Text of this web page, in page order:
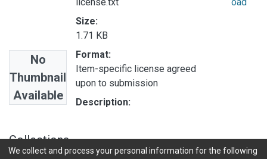
No
Thumbnail
Available
Size:
1.71 KB
Format:
Item-specific license agreed
upon to submission
Description:
Collections
We collect and process your personal information for the following